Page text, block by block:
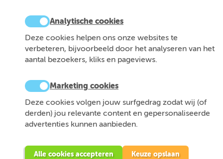
Analytische cookies
Deze cookies helpen ons onze websites te
verbeteren, bijvoorbeeld door het analyseren van het
aantal bezoekers, kliks en pageviews.
Marketing cookies
Deze cookies volgen jouw surfgedrag zodat wij (of
derden) jou relevante content en gepersonaliseerde
advertenties kunnen aanbieden.
Alle cookies accepteren Keuze opslaan